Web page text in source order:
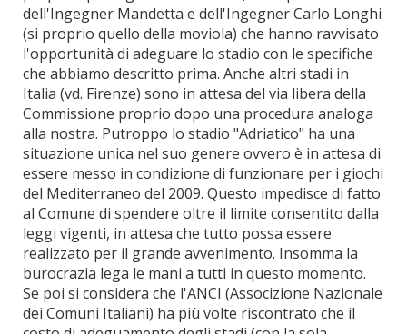
dell'Ingegner Mandetta e dell'Ingegner Carlo Longhi
(si proprio quello della moviola) che hanno ravvisato
l'opportunità di adeguare lo stadio con le specifiche
che abbiamo descritto prima. Anche altri stadi in
Italia (vd. Firenze) sono in attesa del via libera della
Commissione proprio dopo una procedura analoga
alla nostra. Putroppo lo stadio "Adriatico" ha una
situazione unica nel suo genere ovvero è in attesa di
essere messo in condizione di funzionare per i giochi
del Mediterraneo del 2009. Questo impedisce di fatto
al Comune di spendere oltre il limite consentito dalla
leggi vigenti, in attesa che tutto possa essere
realizzato per il grande avvenimento. Insomma la
burocrazia lega le mani a tutti in questo momento.
Se poi si considera che l'ANCI (Associzione Nazionale
dei Comuni Italiani) ha più volte riscontrato che il